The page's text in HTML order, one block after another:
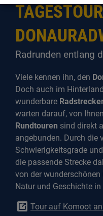
Radrunden entlang
Viele kennen ihn, den
Doch auch im
wunderbare
warten darauf, von
Rundtouren sind direkt
angebunden. Durch die
Schwierigkeitsgrade
die passende Strecke
von der
Natur und Geschichte in
Tour auf Komoot